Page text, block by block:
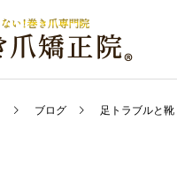
ブログ 足トラブルと靴